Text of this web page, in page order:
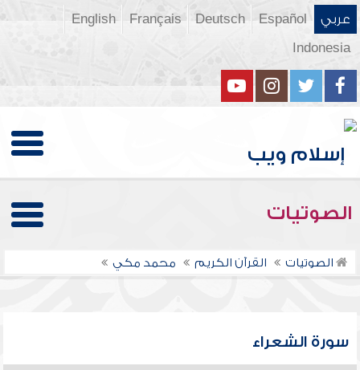
عربي Español
Deutsch
Français
English
Indonesia
الصوتيات
الصوتيات القرآن الكريم محمد مكي
سورة الشعراء